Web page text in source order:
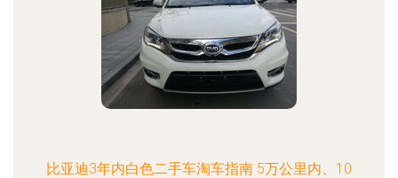
比亚迪3年内白色二手车淘车指南 5万公里内、10